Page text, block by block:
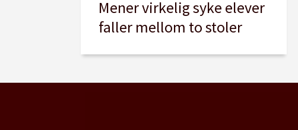
Mener virkelig syke elever
faller mellom to stoler